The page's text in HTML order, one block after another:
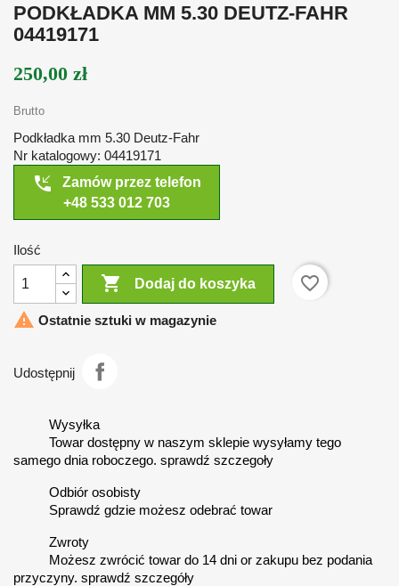
PODKŁADKA MM 5.30 DEUTZ-FAHR
04419171
250,00 zł
Brutto
Podkładka mm 5.30 Deutz-Fahr
Nr katalogowy: 04419171
phone_callback
Zamów przez telefon
+48 533 012 703
Ilość
 Dodaj do koszyka
favorite_border
 Ostatnie sztuki w magazynie
Udostępnij
Wysyłka
Towar dostępny w naszym sklepie wysyłamy tego
samego dnia roboczego. sprawdź szczegoły
Odbiór osobisty
Sprawdź gdzie możesz odebrać towar
Zwroty
Możesz zwrócić towar do 14 dni or zakupu bez podania
przyczyny. sprawdź szczegóły